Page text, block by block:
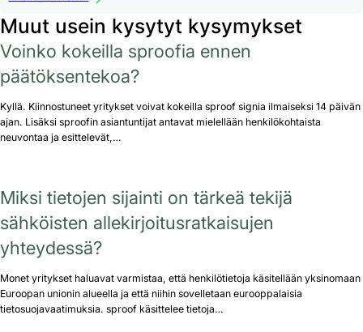
Muut usein kysytyt kysymykset
Voinko kokeilla sproofia ennen
päätöksentekoa?
Kyllä. Kiinnostuneet yritykset voivat kokeilla sproof signia ilmaiseksi 14 päivän
ajan. Lisäksi sproofin asiantuntijat antavat mielellään henkilökohtaista
neuvontaa ja esittelevät,…
Miksi tietojen sijainti on tärkeä tekijä
sähköisten allekirjoitusratkaisujen
yhteydessä?
Monet yritykset haluavat varmistaa, että henkilötietoja käsitellään yksinomaan
Euroopan unionin alueella ja että niihin sovelletaan eurooppalaisia
tietosuojavaatimuksia. sproof käsittelee tietoja…